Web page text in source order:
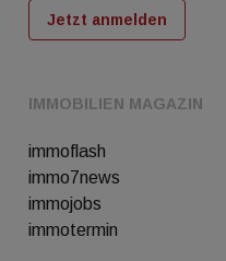
IMMOBILIEN MAGAZIN
immoflash
immo7news
immojobs
immotermin
Jetzt anmelden